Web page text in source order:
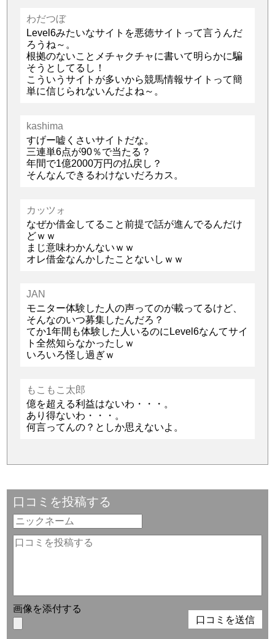
わだつぼ
Level6みたいなサイトを悪徳サイトって言うんだ
ろうね～。
根拠のないことメチャクチャに書いて明らかに騙
そうとしてるし！
こういうサイトが多いから競馬情報サイトって簡
単に信じられないんだよね～。
kashima
すげー嘘くさいサイトだな。
三連単6点が90％で当たる？
年間で1億2000万円の払戻し？
そんなんできるわけないだろカス。
カッツォ
なぜか借金してること前提で話が進んでるんだけ
どｗｗ
まじ意味わかんないｗｗ
オレ借金なんかしたことないしｗｗ
JAN
モニター体験した人の声ってのが載ってるけど、
そんなのいつ募集したんだろ？
てか1年間も体験した人いるのにLevel6なんてサイ
ト全然知らなかったしｗ
いろいろ怪し過ぎｗ
もこもこ太郎
億を超える利益はないわ・・・。
あり得ないわ・・・。
何言ってんの？としか思えないよ。
口コミを投稿する
画像を添付する